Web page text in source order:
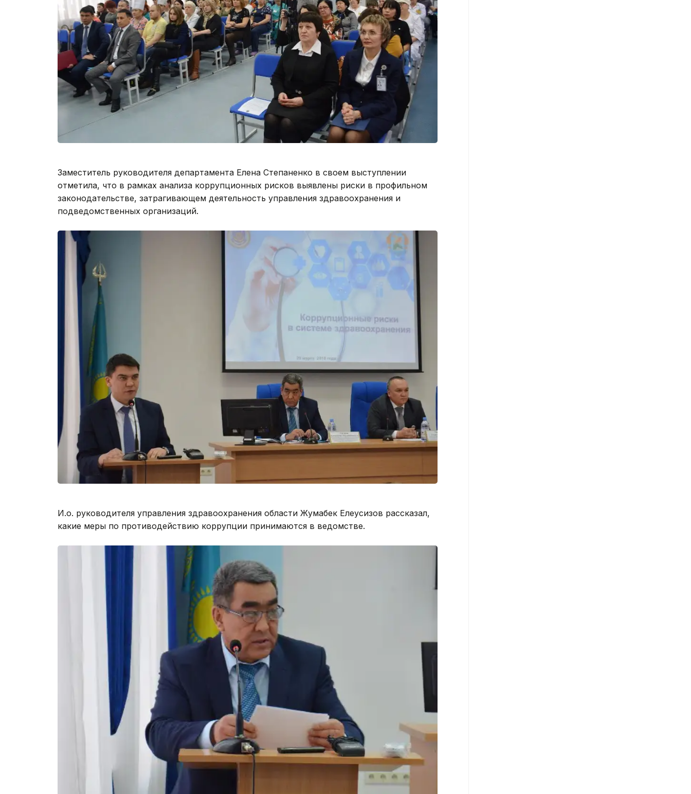
Заместитель руководителя департамента Елена Степаненко в своем выступлении
отметила, что в рамках анализа коррупционных рисков выявлены риски в профильном
законодательстве, затрагивающем деятельность управления здравоохранения и
подведомственных организаций.
И.о. руководителя управления здравоохранения области Жумабек Елеусизов рассказал,
какие меры по противодействию коррупции принимаются в ведомстве.